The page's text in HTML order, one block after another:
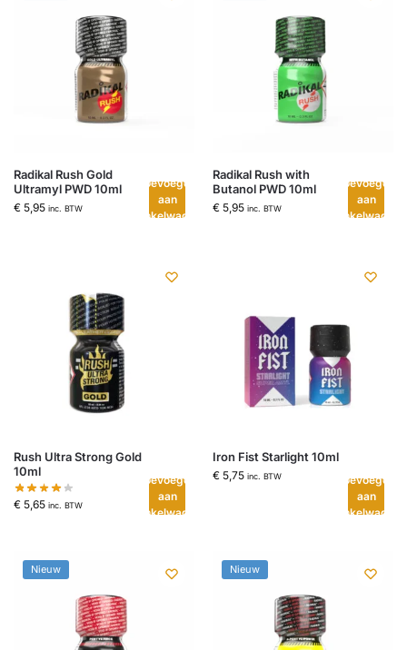
Radikal Rush Gold
Ultramyl PWD 10ml
€ 5,95 inc. BTW
Toevoegen
aan
winkelwagen
Radikal Rush with
Butanol PWD 10ml
€ 5,95 inc. BTW
Toevoegen
aan
winkelwagen
Rush Ultra Strong Gold
10ml
€ 5,65 inc. BTW
Toevoegen
aan
winkelwagen
Iron Fist Starlight 10ml
€ 5,75 inc. BTW
Toevoegen
aan
winkelwagen
Nieuw Nieuw